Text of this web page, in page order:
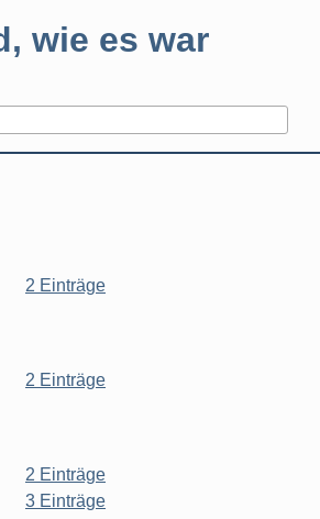
wie es war
2 Einträge
2 Einträge
2 Einträge
3 Einträge